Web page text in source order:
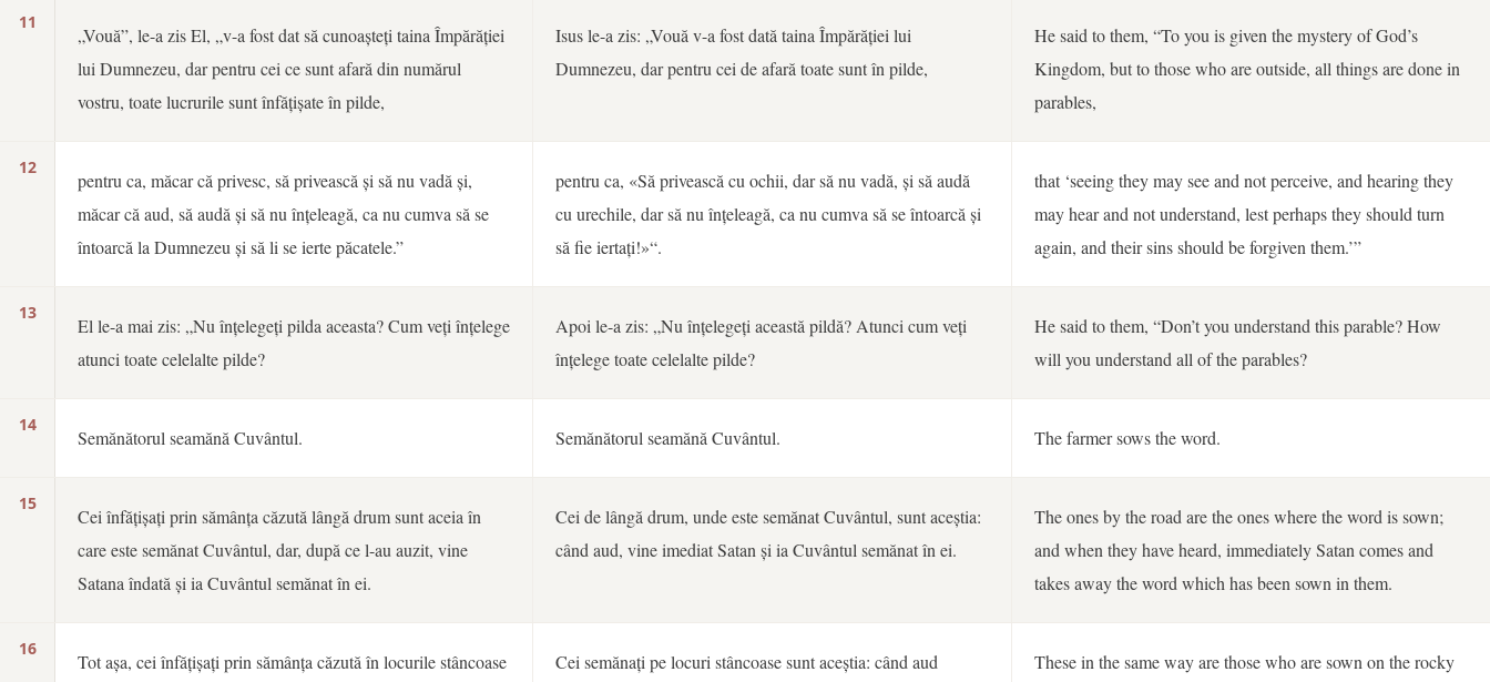
11
„Vouă”, le-a zis El, „v-a fost dat să cunoașteți taina Împărăției
lui Dumnezeu, dar pentru cei ce sunt afară din numărul
vostru, toate lucrurile sunt înfățișate în pilde,
Isus le-a zis: „Vouă v-a fost dată taina Împărăției lui
Dumnezeu, dar pentru cei de afară toate sunt în pilde,
He said to them, “To you is given the mystery of God’s
Kingdom, but to those who are outside, all things are done in
parables,
12
pentru ca, măcar că privesc, să privească și să nu vadă și,
măcar că aud, să audă și să nu înțeleagă, ca nu cumva să se
întoarcă la Dumnezeu și să li se ierte păcatele.”
pentru ca, «Să privească cu ochii, dar să nu vadă, și să audă
cu urechile, dar să nu înțeleagă, ca nu cumva să se întoarcă și
să fie iertați!»“.
that ‘seeing they may see and not perceive, and hearing they
may hear and not understand, lest perhaps they should turn
again, and their sins should be forgiven them.’”
13
El le-a mai zis: „Nu înțelegeți pilda aceasta? Cum veți înțelege
atunci toate celelalte pilde?
Apoi le-a zis: „Nu înțelegeți această pildă? Atunci cum veți
înțelege toate celelalte pilde?
He said to them, “Don’t you understand this parable? How
will you understand all of the parables?
14
Semănătorul seamănă Cuvântul. Semănătorul seamănă Cuvântul. The farmer sows the word.
15
Cei înfățișați prin sămânța căzută lângă drum sunt aceia în
care este semănat Cuvântul, dar, după ce l-au auzit, vine
Satana îndată și ia Cuvântul semănat în ei.
Cei de lângă drum, unde este semănat Cuvântul, sunt aceștia:
când aud, vine imediat Satan și ia Cuvântul semănat în ei.
The ones by the road are the ones where the word is sown;
and when they have heard, immediately Satan comes and
takes away the word which has been sown in them.
16
Tot așa, cei înfățișați prin sămânța căzută în locurile stâncoase
Cei semănați pe locuri stâncoase sunt aceștia: când aud
These in the same way are those who are sown on the rocky